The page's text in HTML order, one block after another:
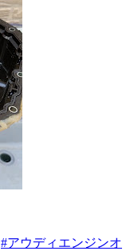
#アウディエンジンオ